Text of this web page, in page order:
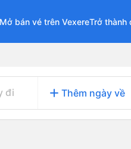
Mở bán vé trên VexereTrở thành
đi add Thêm ngày về